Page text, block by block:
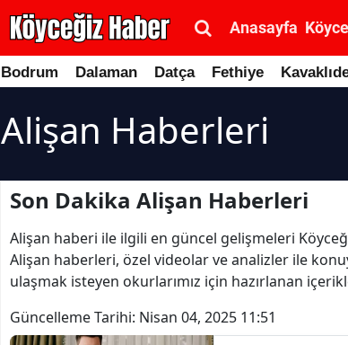
Anasayfa
Bodrum Dalaman Datça Fethiye
Alişan Haberleri
Son Dakika Alişan Haberleri
Alişan haberi ile ilgili en güncel gelişmeleri
Alişan haberleri, özel videolar ve analizler ile
ulaşmak isteyen okurlarımız için hazırlanan
Güncelleme Tarihi: Nisan 04, 2025 11:51